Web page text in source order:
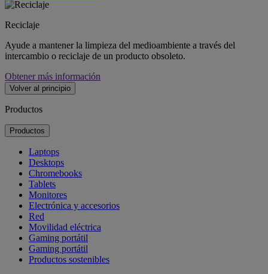
Reciclaje
Ayude a mantener la limpieza del medioambiente a través del
intercambio o reciclaje de un producto obsoleto.
Obtener más información
Volver al principio
Productos
Productos
Laptops
Desktops
Chromebooks
Tablets
Monitores
Electrónica y accesorios
Red
Movilidad eléctrica
Gaming portátil
Gaming portátil
Productos sostenibles